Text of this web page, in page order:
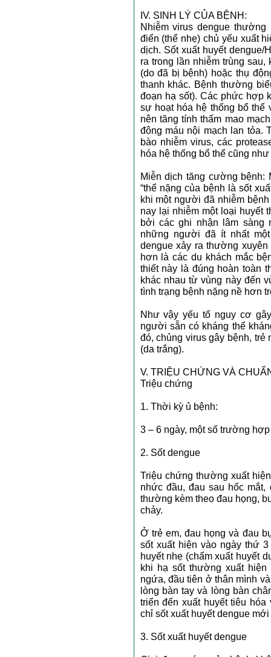
IV. SINH LÝ CỦA BỆNH:
Nhiễm virus dengue
điển (thể nhẹ) chủ yếu xuất
dịch. Sốt xuất huyết
ra trong lần nhiễm trùng
(do đã bị bệnh) hoặc thụ
thanh khác. Bệnh thường
đoạn hạ sốt). Các phức hợp
sự hoạt hóa hệ thống bổ thể
nên tăng tính thấm mao
đông máu nội mạch lan tỏa.
bào nhiễm virus, các
hóa hệ thống bổ thể cũng
Miễn dịch tăng cường bệnh:
“thể nặng của bệnh là sốt
khi một người đã nhiễm
nay lại nhiễm một loại huyết
bởi các ghi nhận lâm sàng
những người đã ít nhất
dengue xảy ra thường
hơn là các du khách mắc
thiết này là đúng hoàn toàn
khác nhau từ vùng này đến
tình trạng bệnh nặng nề hơn
Như vậy yếu tố nguy cơ
người sẵn có kháng thể
đó, chủng virus gây bệnh,
(da trắng).
V. TRIỆU CHỨNG VÀ
Triệu chứng
1. Thời kỳ ủ bệnh:
3 – 6 ngày, một số trường
2. Sốt dengue
Triệu chứng thường xuất
nhức đầu, đau sau hốc
thường kèm theo đau họng,
chảy.
Ở trẻ em, đau họng và đau
sốt xuất hiện vào ngày thứ
huyết nhẹ (chấm xuất huyết
khi hạ sốt thường xuất
ngứa, đầu tiên ở thân mình
lòng bàn tay và lòng bàn
triển đến xuất huyết tiêu
chỉ sốt xuất huyết dengue mới
3. Sốt xuất huyết dengue